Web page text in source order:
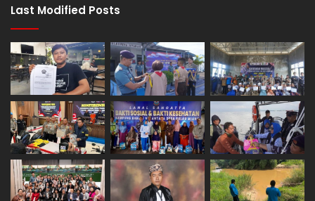
Last Modified Posts